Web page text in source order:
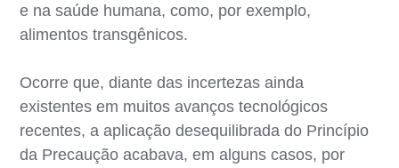
e na saúde humana, como, por exemplo,
alimentos transgênicos.
Ocorre que, diante das incertezas ainda
existentes em muitos avanços tecnológicos
recentes, a aplicação desequilibrada do Princípio
da Precaução acabava, em alguns casos, por